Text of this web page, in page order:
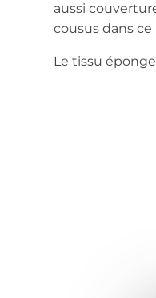
aussi
cousus dans
Le tissu